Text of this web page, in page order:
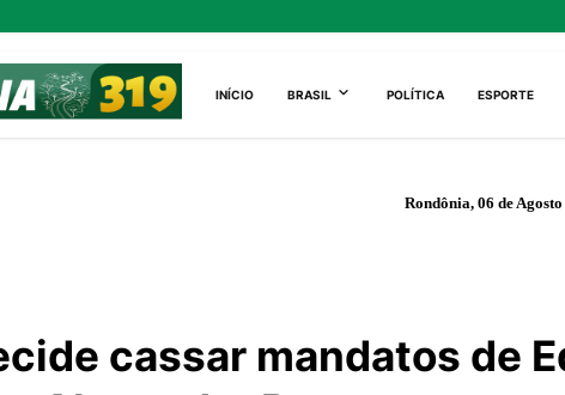
INÍCIO BRASIL POLÍTICA ESPORTE
Rondônia, 06 de Agosto
cassar mandatos de